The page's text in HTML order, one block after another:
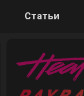
Статьи